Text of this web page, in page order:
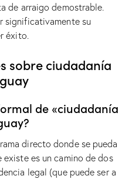
de arraigo demostrable.
significativamente su
éxito.
sobre ciudadanía
de «ciudadanía
directo donde se pueda
es un camino de dos
legal (que puede ser a